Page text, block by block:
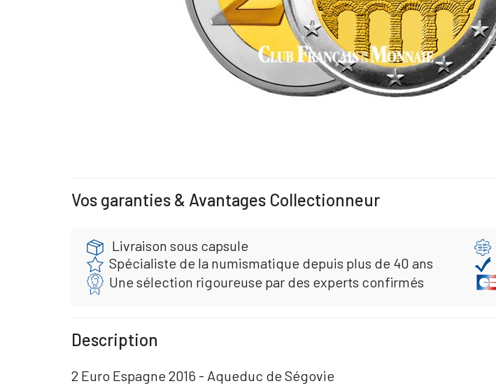
Vos garanties & Avantages Collectionneur
Livraison sous capsule
Spécialiste de la numismatique depuis plus de 40 ans
Une sélection rigoureuse par des experts confirmés
Description
2 Euro Espagne 2016 - Aqueduc de Ségovie